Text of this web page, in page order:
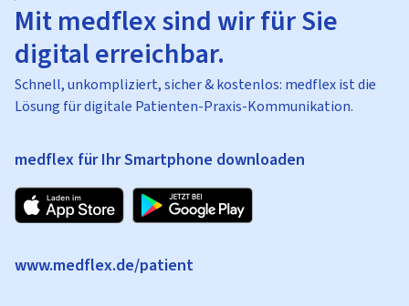
Mit medflex sind wir für Sie
digital erreichbar.
Schnell, unkompliziert, sicher & kostenlos: medflex ist die
Lösung für digitale Patienten-Praxis-Kommunikation.
medflex für Ihr Smartphone downloaden
www.medflex.de/patient